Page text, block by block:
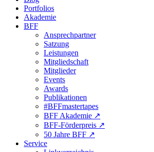
Portfolios
Akademie
BFF
Ansprechpartner
Satzung
Leistungen
Mitgliedschaft
Mitglieder
Events
Awards
Publikationen
#BFFmastertapes
BFF Akademie ↗︎
BFF-Förderpreis ↗︎
50 Jahre BFF ↗︎
Service